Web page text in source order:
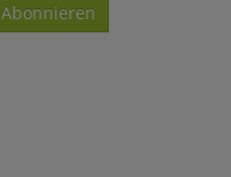
Abonnieren